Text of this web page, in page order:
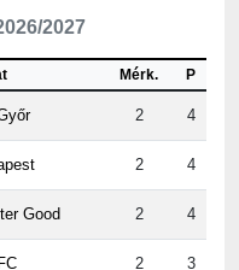
2027
Mérk. P
2 4
2 4
Good 2 4
2 3